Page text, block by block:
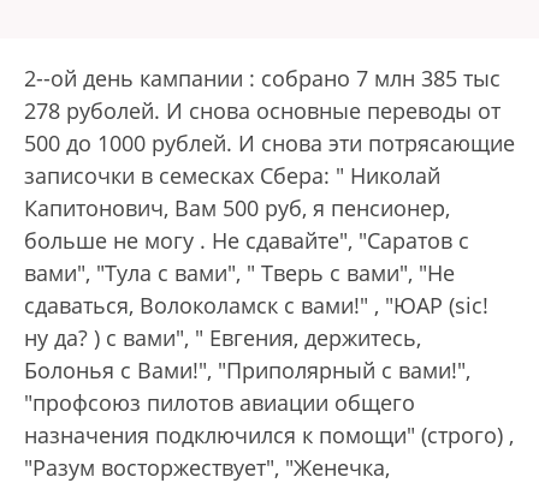
2--ой день кампании : собрано 7 млн 385 тыс
278 руболей. И снова основные переводы от
500 до 1000 рублей. И снова эти потрясающие
записочки в семесках Сбера: " Николай
Капитонович, Вам 500 руб, я пенсионер,
больше не могу . Не сдавайте", "Саратов с
вами", "Тула с вами", " Тверь с вами", "Не
сдаваться, Волоколамск с вами!" , "ЮАР (sic!
ну да? ) с вами", " Евгения, держитесь,
Болонья с Вами!", "Приполярный с вами!",
"профсоюз пилотов авиации общего
назначения подключился к помощи" (строго) ,
"Разум восторжествует", "Женечка,